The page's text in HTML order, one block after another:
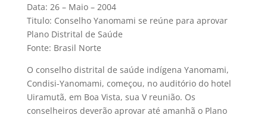
Data: 26 – Maio – 2004
Titulo: Conselho Yanomami se reúne para aprovar
Plano Distrital de Saúde
Fonte: Brasil Norte
O conselho distrital de saúde indígena Yanomami,
Condisi-Yanomami, começou, no auditório do hotel
Uiramutã, em Boa Vista, sua V reunião. Os
conselheiros deverão aprovar até amanhã o Plano